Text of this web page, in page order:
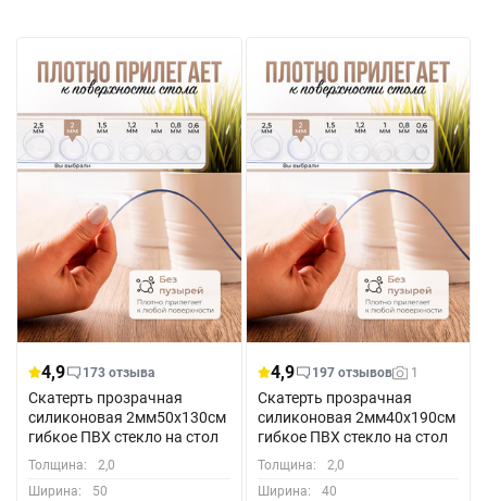
4,9 173 отзыва
Скатерть прозрачная
силиконовая 2мм50x130см
гибкое ПВХ стекло на стол
Толщина:
2,0
Ширина:
50
4,9 197 отзывов 1
Скатерть прозрачная
силиконовая 2мм40x190см
гибкое ПВХ стекло на стол
Толщина:
2,0
Ширина:
40